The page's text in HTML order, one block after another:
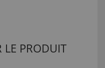
LE PRODUIT